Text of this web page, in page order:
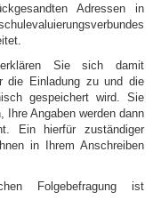
Adressen in
Sie sich damit
die Einladung zu und die
gespeichert wird. Sie
Ihre Angaben werden dann
Ein hierfür zuständiger
in Ihrem Anschreiben
Folgebefragung ist